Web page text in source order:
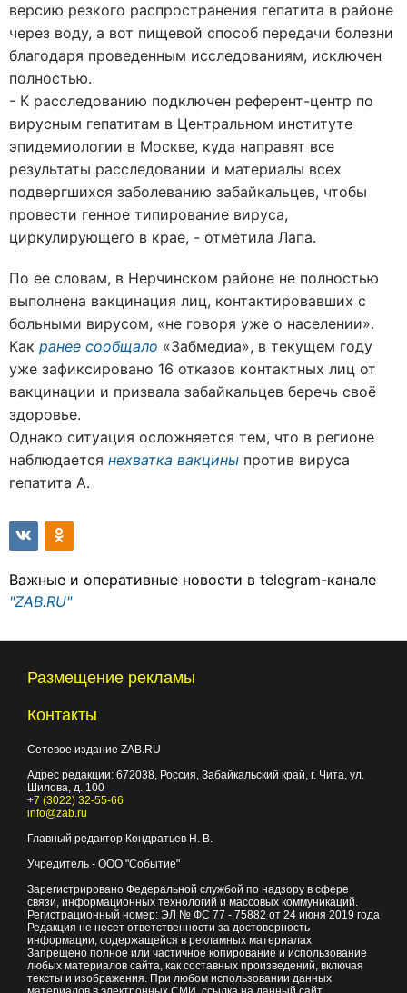
версию резкого распространения гепатита в районе
через воду, а вот пищевой способ передачи болезни
благодаря проведенным исследованиям, исключен
полностью.
- К расследованию подключен референт-центр по
вирусным гепатитам в Центральном институте
эпидемиологии в Москве, куда направят все
результаты расследовании и материалы всех
подвергшихся заболеванию забайкальцев, чтобы
провести генное типирование вируса,
циркулирующего в крае, - отметила Лапа.
По ее словам, в Нерчинском районе не полностью
выполнена вакцинация лиц, контактировавших с
больными вирусом, «не говоря уже о населении».
Как ранее сообщало «Забмедиа», в текущем году
уже зафиксировано 16 отказов контактных лиц от
вакцинации и призвала забайкальцев беречь своё
здоровье.
Однако ситуация осложняется тем, что в регионе
наблюдается нехватка вакцины против вируса
гепатита А.
Важные и оперативные новости в telegram-канале
"ZAB.RU"
Размещение рекламы
Контакты
Сетевое издание ZAB.RU
Адрес редакции: 672038, Россия, Забайкальский край, г. Чита, ул.
Шилова, д. 100
+7 (3022) 32-55-66
info@zab.ru
Главный редактор Кондратьев Н. В.
Учредитель - ООО "Событие"
Зарегистрировано Федеральной службой по надзору в сфере
связи, информационных технологий и массовых коммуникаций.
Регистрационный номер: ЭЛ № ФС 77 - 75882 от 24 июня 2019 года
Редакция не несет ответственности за достоверность
информации, содержащейся в рекламных материалах
Запрещено полное или частичное копирование и использование
любых материалов сайта, как составных произведений, включая
тексты и изображения. При любом использовании данных